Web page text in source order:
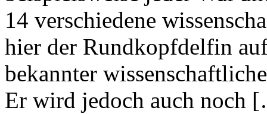
14 verschiedene
hier der Rundkopfdelfin
bekannter
Er wird jedoch auch noch